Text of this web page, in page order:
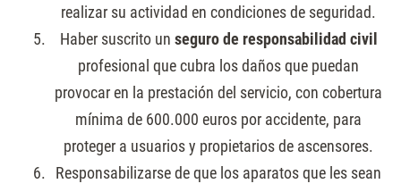
realizar su actividad en condiciones de seguridad.
Haber suscrito un seguro de responsabilidad civil
profesional que cubra los daños que puedan
provocar en la prestación del servicio, con cobertura
mínima de 600.000 euros por accidente, para
proteger a usuarios y propietarios de ascensores.
Responsabilizarse de que los aparatos que les sean